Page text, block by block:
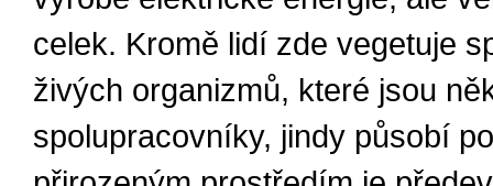
celek. Kromě lidí zde vegetuje
živých organizmů, které jsou
spolupracovníky, jindy působí